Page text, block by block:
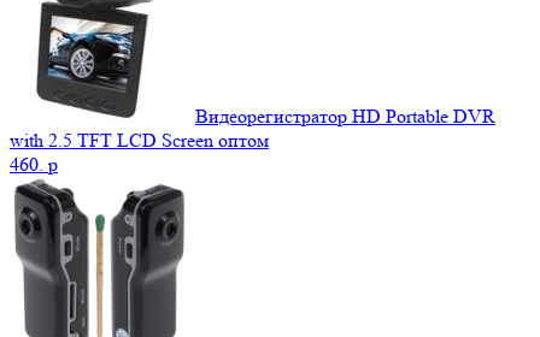
Видеорегистратор HD Portable DVR
with 2.5 TFT LCD Screen оптом
460. p